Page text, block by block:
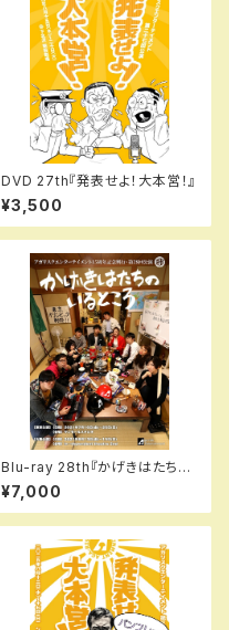
DVD 27th『発表せよ！大本営！』
¥3,500
Blu-ray 28th『かげきはたちの
いるところ』
¥7,000